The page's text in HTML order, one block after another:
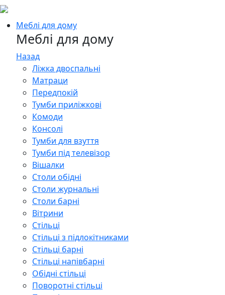
Меблі для дому
Меблі для дому
Назад
Ліжка двоспальні
Матраци
Передпокій
Тумби приліжкові
Комоди
Консолі
Тумби для взуття
Тумби під телевізор
Вішалки
Столи обідні
Столи журнальні
Столи барні
Вітрини
Стільці
Стільці з підлокітниками
Стільці барні
Стільці напівбарні
Обідні стільці
Поворотні стільці